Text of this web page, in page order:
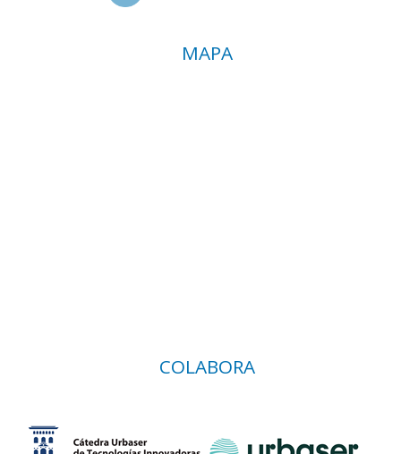
MAPA
COLABORA